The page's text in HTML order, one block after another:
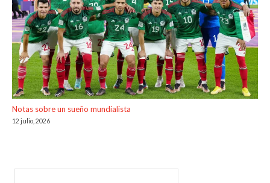
Notas sobre un sueño mundialista
12 julio, 2026